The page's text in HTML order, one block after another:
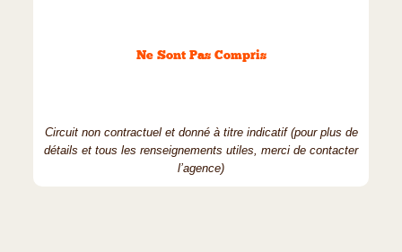
Ne Sont Pas Compris
Circuit non contractuel et donné à titre indicatif (pour plus de
détails et tous les renseignements utiles, merci de contacter
l’agence)